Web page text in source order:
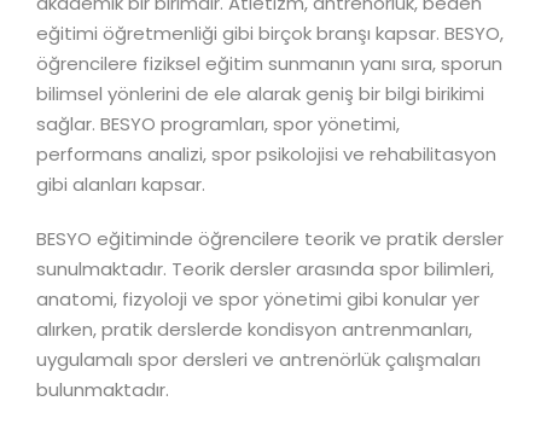
eğitimi öğretmenliği gibi birçok branşı kapsar. BESYO,
öğrencilere fiziksel eğitim sunmanın yanı sıra, sporun
bilimsel yönlerini de ele alarak geniş bir bilgi birikimi
sağlar. BESYO programları, spor yönetimi,
performans analizi, spor psikolojisi ve rehabilitasyon
gibi alanları kapsar.
BESYO eğitiminde öğrencilere teorik ve pratik dersler
sunulmaktadır. Teorik dersler arasında spor bilimleri,
anatomi, fizyoloji ve spor yönetimi gibi konular yer
alırken, pratik derslerde kondisyon antrenmanları,
uygulamalı spor dersleri ve antrenörlük çalışmaları
bulunmaktadır.